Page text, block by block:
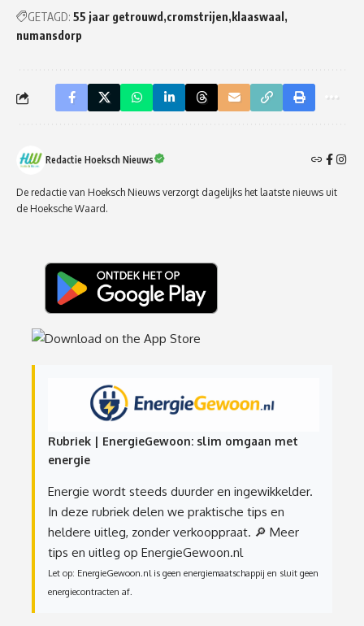
GETAGD: 55 jaar getrouwd cromstrijen klaaswaal
numansdorp
Redactie Hoeksch Nieuws
De redactie van Hoeksch Nieuws verzorgt dagelijks het laatste nieuws uit
de Hoeksche Waard.
Rubriek | EnergieGewoon: slim omgaan met
energie
Energie wordt steeds duurder en ingewikkelder.
In deze rubriek delen we praktische tips en
heldere uitleg, zonder verkooppraat. 🔎 Meer
tips en uitleg op EnergieGewoon.nl
Let op: EnergieGewoon.nl is geen energiemaatschappij en sluit geen
energiecontracten af.